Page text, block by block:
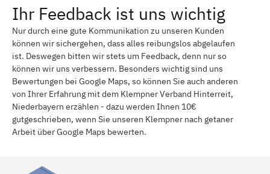
Ihr Feedback ist uns wichtig
Nur durch eine gute Kommunikation zu unseren Kunden
können wir sichergehen, dass alles reibungslos abgelaufen
ist. Deswegen bitten wir stets um Feedback, denn nur so
können wir uns verbessern. Besonders wichtig sind uns
Bewertungen bei Google Maps, so können Sie auch anderen
von Ihrer Erfahrung mit dem Klempner Verband Hinterreit,
Niederbayern erzählen - dazu werden Ihnen 10€
gutgeschrieben, wenn Sie unseren Klempner nach getaner
Arbeit über Google Maps bewerten.